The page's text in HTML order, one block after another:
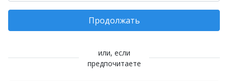
Продолжать
или, если
предпочитаете